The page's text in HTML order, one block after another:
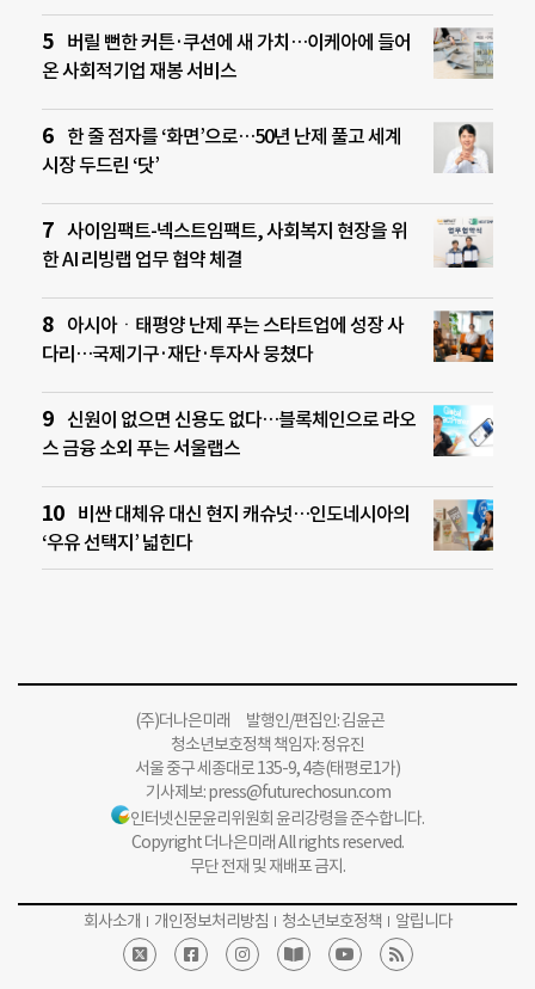
버릴 뻔한 커튼·쿠션에 새 가치…이케아에 들어
온 사회적기업 재봉 서비스
한 줄 점자를 ‘화면’으로…50년 난제 풀고 세계
시장 두드린 ‘닷’
사이임팩트-넥스트임팩트, 사회복지 현장을 위
한 AI 리빙랩 업무 협약 체결
아시아ㆍ태평양 난제 푸는 스타트업에 성장 사
다리…국제기구·재단·투자사 뭉쳤다
신원이 없으면 신용도 없다…블록체인으로 라오
스 금융 소외 푸는 서울랩스
비싼 대체유 대신 현지 캐슈넛…인도네시아의
‘우유 선택지’ 넓힌다
(주)더나은미래 발행인/편집인: 김윤곤
청소년보호정책 책임자: 정유진
서울 중구 세종대로 135-9, 4층(태평로1가)
기사제보:press@futurechosun.com
인터넷신문윤리위원회 윤리강령을 준수합니다.
Copyright 더나은미래 All rights reserved.
무단 전재 및 재배포 금지.
회사소개 개인정보처리방침 청소년보호정책 알립니다